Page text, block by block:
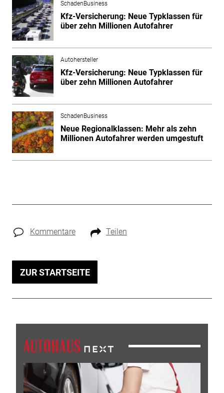
SchadenBusiness
Kfz-Versicherung: Neue Typklassen für
über zehn Millionen Autofahrer
Autohersteller
Kfz-Versicherung: Neue Typklassen für
über zehn Millionen Autofahrer
SchadenBusiness
Neue Regionalklassen: Mehr als zehn
Millionen Autofahrer werden umgestuft
Kommentare Teilen
ZUR STARTSEITE